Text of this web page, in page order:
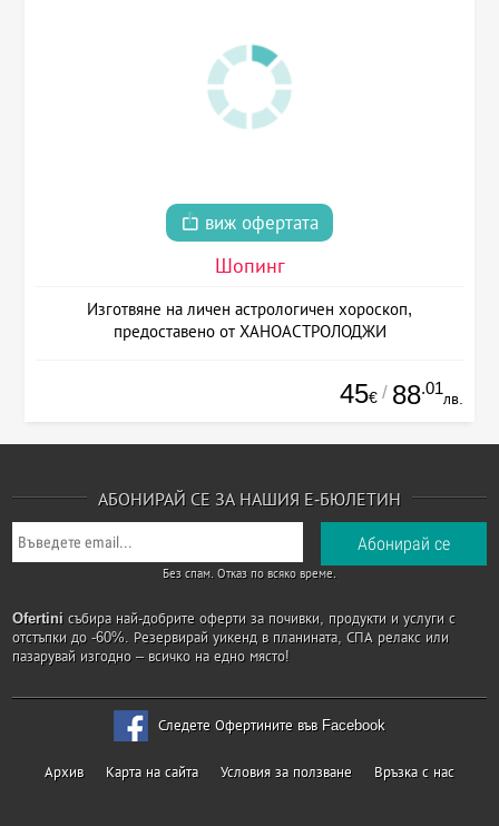
виж офертата
Шопинг
Изготвяне на личен астрологичен хороскоп,
предоставено от ХАНОАСТРОЛОДЖИ
45€ / 88.01
лв.
АБОНИРАЙ СЕ ЗА НАШИЯ Е-БЮЛЕТИН
Без спам. Отказ по всяко време.
Ofertini събира най-добрите оферти за почивки, продукти и услуги с
отстъпки до -60%. Резервирай уикенд в планината, СПА релакс или
пазарувай изгодно – всичко на едно място!
Следете Офертините във Facebook
Архив Карта на сайта Условия за ползване Връзка с нас